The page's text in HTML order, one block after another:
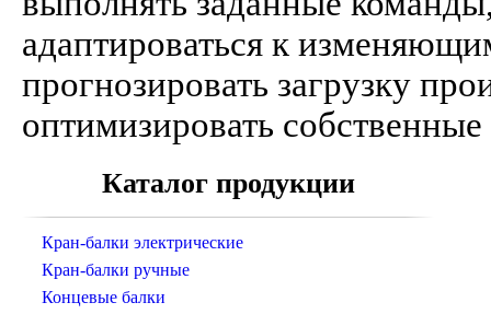
адаптироваться к
прогнозировать загрузку
оптимизировать
Каталог продукции
Кран-балки электрические
Кран-балки ручные
Концевые балки